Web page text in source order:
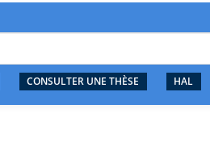
CONSULTER UNE THÈSE HAL